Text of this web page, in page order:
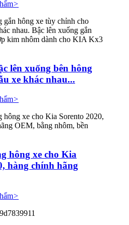
>
lên xuống bên hông
xe khác nhau...
>
hông xe cho Kia
hàng chính hãng
>